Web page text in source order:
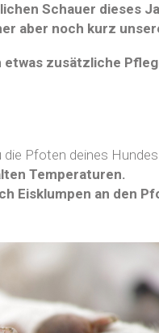
Schauer dieses
aber noch kurz
zusätzliche
Pfoten deines
Temperaturen.
Eisklumpen an den